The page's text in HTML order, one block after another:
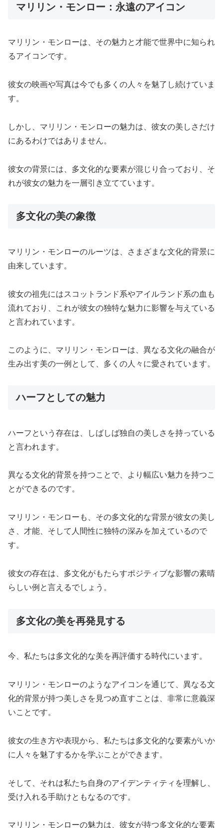
マリリン・モンロー：永遠のアイコン
マリリン・モンローは、その魅力と才能で世界中に知られ
るアイコンです。
彼女の映画や写真は今でも多くの人々を魅了し続けていま
す。
しかし、マリリン・モンローの魅力は、彼女の美しさだけ
にあるわけではありません。
彼女の背景には、多文化的な要素が混じり合っており、そ
れが彼女の魅力を一層引き立てています。
多文化の美の象徴
マリリン・モンローのルーツは、さまざまな文化的背景に
由来しています。
彼女の祖先にはスコットランド系やアイルランド系の血も
流れており、これが彼女の独特な魅力に影響を与えている
と言われています。
このように、マリリン・モンローは、異なる文化の融合が
生み出す美の一例として、多くの人々に愛されています。
ハーフとしての魅力
ハーフという存在は、しばしば独自の美しさを持っている
と言われます。
異なる文化的背景を持つことで、より幅広い魅力を持つこ
とができるのです。
マリリン・モンローも、その多文化的な背景が彼女の美し
さ、才能、そして人間性に独特の深みを加えているので
す。
彼女の存在は、多文化がもたらすポジティブな影響の素晴
らしい例と言えるでしょう。
多文化の美を再発見する
今、私たちは多文化的な美を再評価する時代にいます。
マリリン・モンローのようなアイコンを通じて、異なる文
化的背景が持つ美しさを見つめ直すことは、非常に意義深
いことです。
彼女の生き方や表現から、私たちは多文化的な要素がいか
に人々を魅了するかを学ぶことができます。
そして、それは私たち自身のアイデンティティを理解し、
受け入れる手助けともなるのです。
マリリン・モンローの魅力は、彼女が持つ多文化的な要素